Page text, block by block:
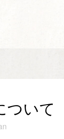
ついて